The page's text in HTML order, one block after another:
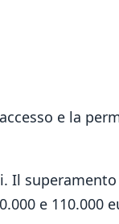
e la
Il
e 110.000